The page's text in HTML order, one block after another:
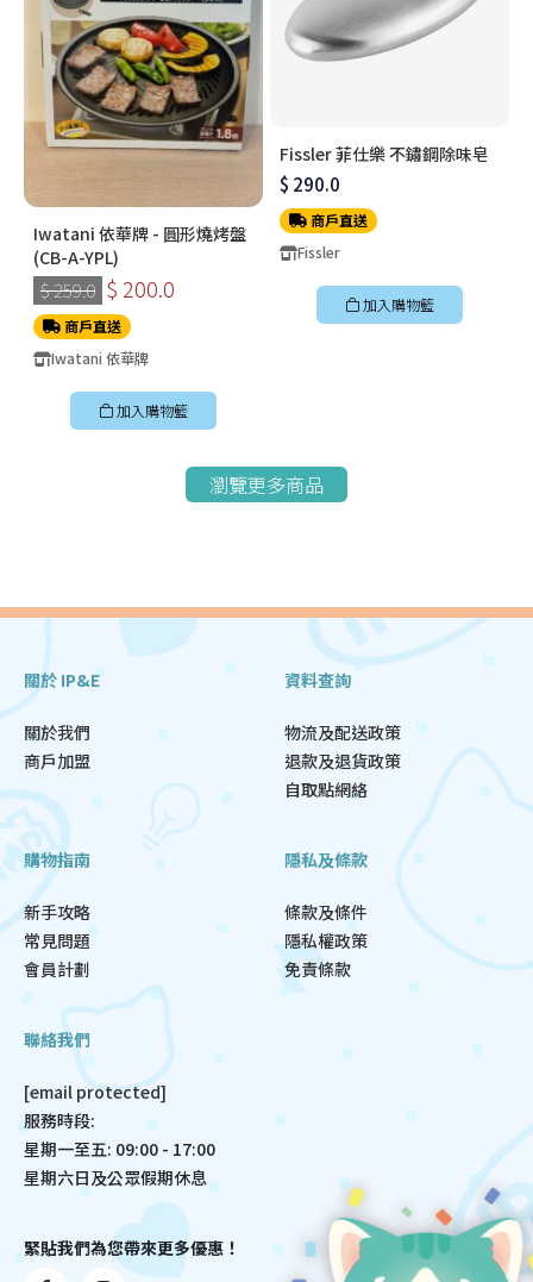
Iwatani 依華牌 - 圓形燒烤盤
(CB-A-YPL)
$ 259.0 $ 200.0
商戶直送
Iwatani 依華牌
加入購物籃
Fissler 菲仕樂 不鏽鋼除味皂
$ 290.0
商戶直送
Fissler
加入購物籃
瀏覽更多商品
關於 IP&E
關於我們
商戶加盟
資料查詢
物流及配送政策
退款及退貨政策
自取點網絡
購物指南
新手攻略
常見問題
會員計劃
隱私及條款
條款及條件
隱私權政策
免責條款
聯絡我們
[email protected]
服務時段:
星期一至五: 09:00 - 17:00
星期六日及公眾假期休息
緊貼我們為您帶來更多優惠！